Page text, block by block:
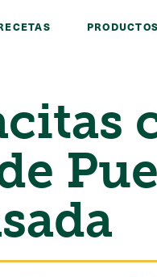
PRODUCTOS